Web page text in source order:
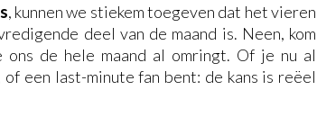
, kunnen we stiekem toegeven dat het vieren
deel van de maand is. Neen, kom
ons de hele maand al omringt. Of je nu al
een last-minute fan bent: de kans is reëel